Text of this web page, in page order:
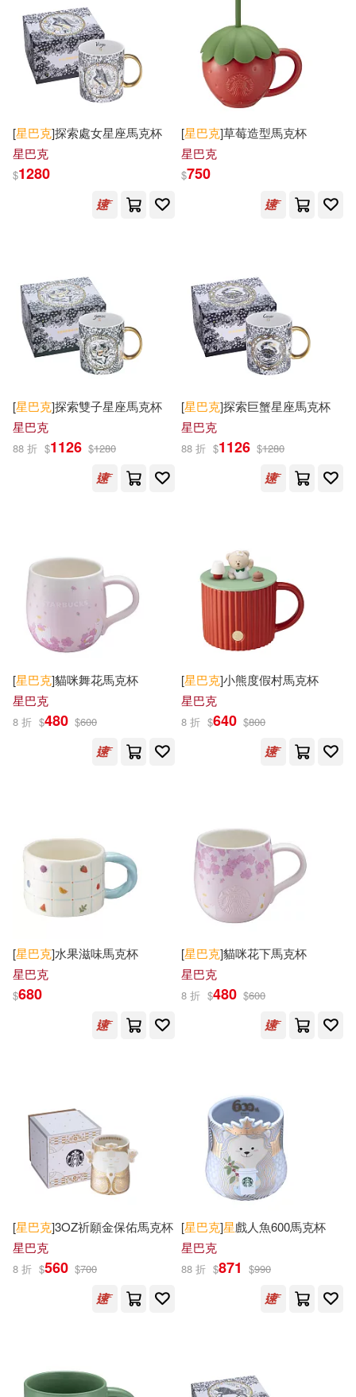
(日)黑石和宏(1)
(美)納瓦羅(1) (英)海沃德(1)
(英)湯普森(1) Behar(1)
La Vie編輯部(1) LaVie(1)
Michael Gates Gill(1)
[美]霍華德‧畢哈 珍妮‧哥德斯坦(1)
三眼國際 程德勝 編著(1)
凱倫．布魯曼索(1) 劉浩(1)
卓顯心(1)
周南(1) 希里爾‧黎涅克(1)
張希(1)
楊則緯(1)
王運如(1) 瑪琳．韋曼蓋勒(1)
畢哈[美](1) 納瓦羅(1)
羅傑．奈倫伯格(1)
金姬姃(1)
陳廣(1) 馬可 · 提爾(1)
麥浩斯La Vie編輯部(1)
（美）吉爾伯特(1)
中國人民大學出版社(2)
中國計量出版社(2)
筆求人工作室(2)
聯經出版公司(2)
高寶(2)
Belle Ame(1)
HARPERCOLLINS PUBLISHERS
UK(1)
Linfair Records Limited(1)
Random House(1)
Universal(1)
上海外語教育出版社(1)
中國市場出版社(1)
中國輕工業出版社(1)
中國鐵道出版社(1) 今周刊(1)
儂儂雜誌社(1) 創見文化(1)
化學工業出版社(1)
台灣赫斯特(1) 台視文化(1)
吉林攝影出版社(1)
和平國際(1) 商店建築社(1)
國際亞洲出版社(1)
天下生活(1)
可海外宅配(92)
可港澳店取(82)
可新加坡店取(83)
可菲律賓店取(84)
一個月內上市新品(46)
本週上市新品(12)
電子書 (可複選)
適合手機平板閱讀(9)
其他 (可複選)
現在可購買商品(569)
作者/演唱/譯/編/繪(2)
價格
[星巴克]探索處女星座馬克杯
星巴克
$1280
[星巴克]草莓造型馬克杯
星巴克
$750
[星巴克]探索雙子星座馬克杯
星巴克
88 折 $1126 $1280
[星巴克]探索巨蟹星座馬克杯
星巴克
88 折 $1126 $1280
[星巴克]貓咪舞花馬克杯
星巴克
8 折 $480 $600
[星巴克]小熊度假村馬克杯
星巴克
8 折 $640 $800
[星巴克]水果滋味馬克杯
星巴克
$680
[星巴克]貓咪花下馬克杯
星巴克
8 折 $480 $600
[星巴克]3OZ祈願金保佑馬克杯
星巴克
8 折 $560 $700
[星巴克]星戲人魚600馬克杯
星巴克
88 折 $871 $990